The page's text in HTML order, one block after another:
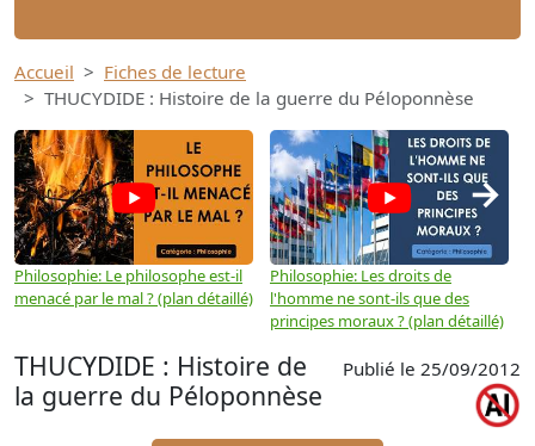
Accueil
Fiches de lecture
THUCYDIDE : Histoire de la guerre du Péloponnèse
Philosophie: Le philosophe est-il
menacé par le mal ? (plan détaillé)
Philosophie: Les droits de
l'homme ne sont-ils que des
principes moraux ? (plan détaillé)
→
THUCYDIDE : Histoire de
la guerre du Péloponnèse
Publié le 25/09/2012